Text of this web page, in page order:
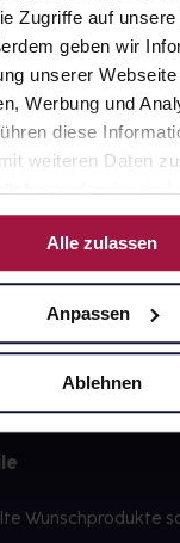
Zugriffe auf
geben wir
unserer
Werbung und
diese
weiteren Daten
hast oder die sie
gesammelt
Alle zulassen
Anpassen
Ablehnen
Wunschprodukte